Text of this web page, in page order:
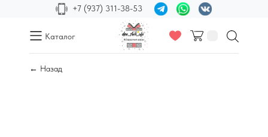
+7 (937) 311-38-53
Каталог
← Назад